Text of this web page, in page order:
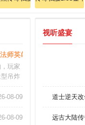
师英雄冰咆哮术！
玩家
吊炸
，繁
爽快
扫玛法大陆！
08-09
士怎样提升群体施毒术！
08-09
视听盛宴
道士逆天
远古大陆